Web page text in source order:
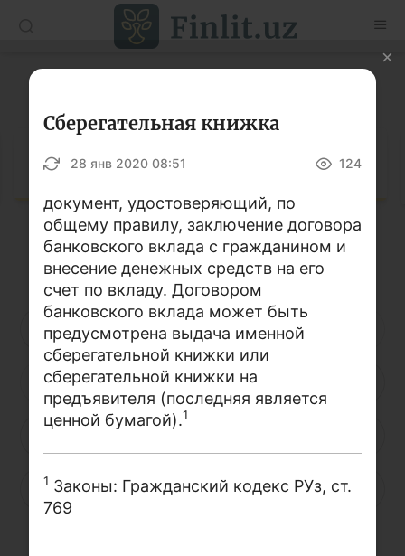
Рус
Статьи
Учебные материалы
Книги по финансовой грамотности
Видео
Проекты
Интерактивные услуги
Фотогалерея
О проекте
Карта сайта
Глоссарий
Кириллица Латиница
А Б В Г Д
Ж З И Й К
Ф Х Ц Ч Ш Щ
Ю Я ...
Сберегательная книжка
28 янв 2020 08:51 124
документ, удостоверяющий, по
общему правилу, заключение договора
банковского вклада с гражданином и
внесение денежных средств на его
счет по вкладу. Договором
банковского вклада может быть
предусмотрена выдача именной
сберегательной книжки или
сберегательной книжки на
предъявителя (последняя является
ценной бумагой).1
1 Законы: Гражданский кодекс РУз, ст.
769